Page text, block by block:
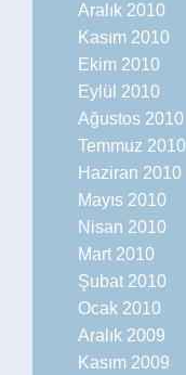
Aralık 2010
Kasım 2010
Ekim 2010
Eylül 2010
Ağustos 2010
Temmuz 2010
Haziran 2010
Mayıs 2010
Nisan 2010
Mart 2010
Şubat 2010
Ocak 2010
Aralık 2009
Kasım 2009